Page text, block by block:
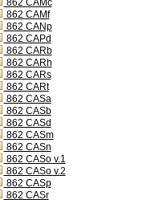
862 CAMc
862 CAMf
862 CANp
862 CAPd
862 CARb
862 CARh
862 CARs
862 CARt
862 CASa
862 CASb
862 CASd
862 CASm
862 CASn
862 CASo v.1
862 CASo v.2
862 CASp
862 CASr